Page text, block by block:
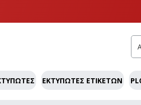
ΕΚΤΥΠΩΤΈΣ ΕΤΙΚΕΤΏΝ